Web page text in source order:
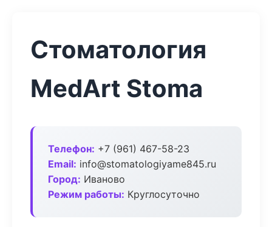
Стоматология
MedArt Stoma
Телефон: +7 (961) 467-58-23
Email: info@stomatologiyame845.ru
Город: Иваново
Режим работы: Круглосуточно